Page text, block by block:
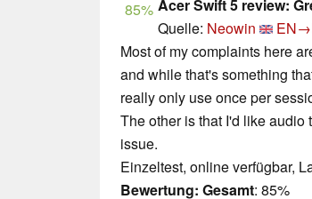
85% Acer Swift 5 review:
Quelle: Neowin
Most of my complaints here
and while that's something
really only use once per
The other is that I'd like audio
issue.
Einzeltest, online verfügbar,
Bewertung: Gesamt: 85%